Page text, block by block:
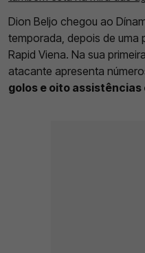
Dion Beljo chegou ao
temporada, depois de uma
Rapid Viena. Na sua
atacante apresenta
golos e oito